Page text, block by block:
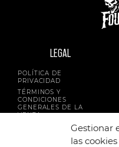
Gestionar
las cookies
LEGAL
POLÍTICA DE
PRIVACIDAD
TÉRMINOS Y
CONDICIONES
GENERALES DE LA
VENTA
POLÍTICA DE COOKIES